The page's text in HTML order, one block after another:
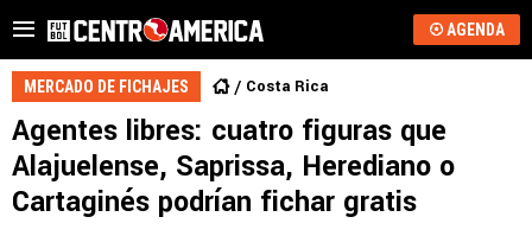
AGENDA
MERCADO DE FICHAJES Costa Rica
Agentes libres: cuatro figuras que
Alajuelense, Saprissa, Herediano o
Cartaginés podrían fichar gratis